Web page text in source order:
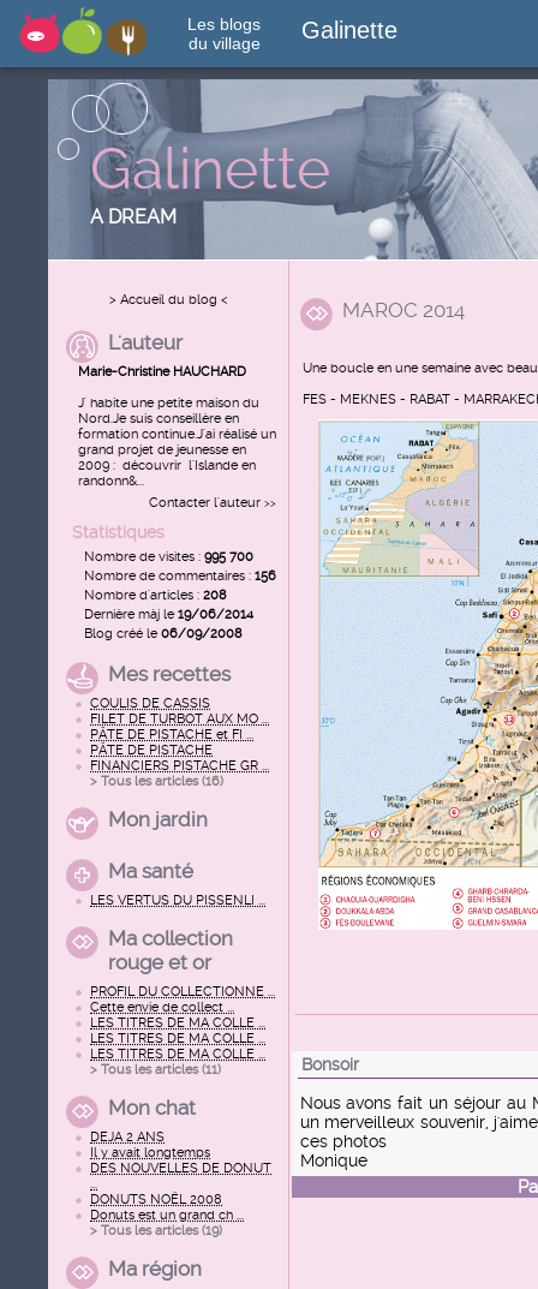
Les blogs
du village
Galinette
Galinette
A DREAM
> Accueil du blog <
L'auteur
Marie-Christine HAUCHARD
J' habite une petite maison du
Nord.Je suis conseillère en
formation continue.J'ai réalisé un
grand projet de jeunesse en
2009 : découvrir l'Islande en
randonn&...
Contacter l'auteur >>
Statistiques
Nombre de visites : 995 700
Nombre de commentaires : 156
Nombre d'articles : 208
Dernière màj le19/06/2014
Blog créé le06/09/2008
Mes recettes
COULIS DE CASSIS
FILET DE TURBOT AUX MO ...
PÂTE DE PISTACHE et FI ...
PÂTE DE PISTACHE
FINANCIERS PISTACHE GR ...
> Tous les articles (16)
Mon jardin
Ma santé
LES VERTUS DU PISSENLI ...
Ma collection
rouge et or
PROFIL DU COLLECTIONNE ...
Cette envie de collect ...
LES TITRES DE MA COLLE ...
LES TITRES DE MA COLLE ...
LES TITRES DE MA COLLE ...
> Tous les articles (11)
Mon chat
DEJA 2 ANS
Il y avait longtemps
DES NOUVELLES DE DONUT
...
DONUTS NOËL 2008
Donuts est un grand ch ...
> Tous les articles (19)
Ma région
MAROC 2014
Une boucle en une semaine avec
FES - MEKNES - RABAT -
Bonsoir
Nous avons fait un séjour au
un merveilleux souvenir,
ces photos
Monique